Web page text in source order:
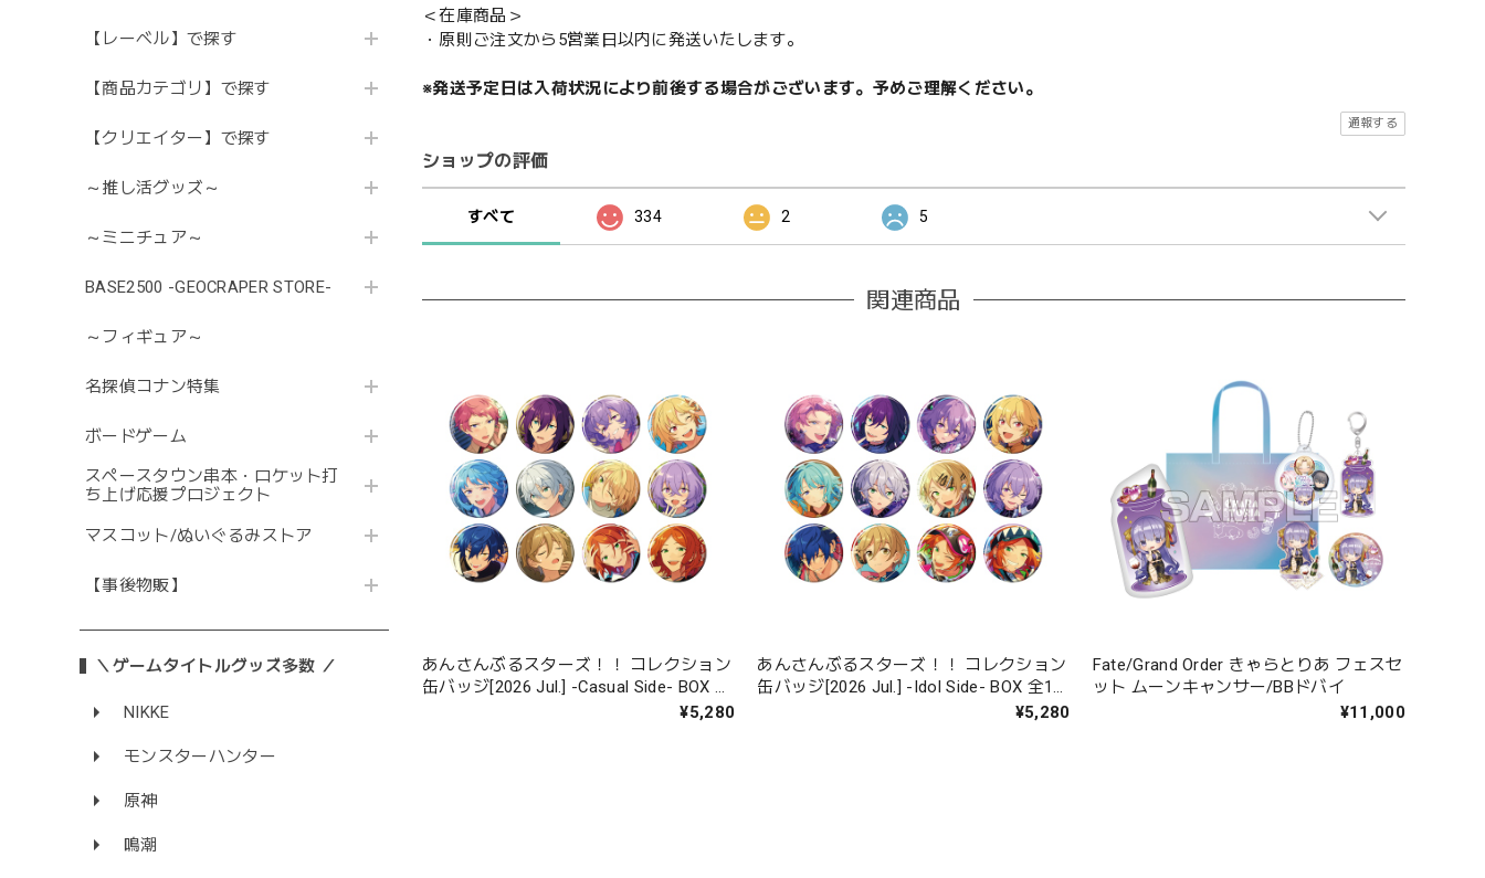
【レーベル】で探す
【商品カテゴリ】で探す
【クリエイター】で探す
～推し活グッズ～
～ミニチュア～
BASE2500 -GEOCRAPER STORE-
～フィギュア～
名探偵コナン特集
ボードゲーム
スペースタウン串本・ロケット打
ち上げ応援プロジェクト
マスコット/ぬいぐるみストア
【事後物販】
＼ゲームタイトルグッズ多数 ／
NIKKE
モンスターハンター
原神
鳴潮
＜在庫商品＞
・原則ご注文から5営業日以内に発送いたします。
※発送予定日は入荷状況により前後する場合がございます。予めご理解ください。
通報する
ショップの評価
すべて 334 2 5
関連商品
あんさんぶるスターズ！！ コレクション
缶バッジ[2026 Jul.] -Casual Side- BOX 全
¥5,280
あんさんぶるスターズ！！ コレクション
缶バッジ[2026 Jul.] -Idol Side- BOX 全12
¥5,280
Fate/Grand Order きゃらとりあ フェスセ
ット ムーンキャンサー/BBドバイ
¥11,000